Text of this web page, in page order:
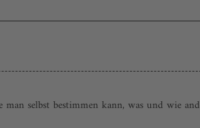
selbst bestimmen kann, was und wie